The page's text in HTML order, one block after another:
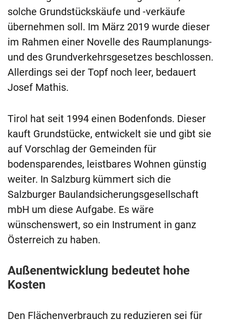
solche Grundstückskäufe und -verkäufe
übernehmen soll. Im März 2019 wurde dieser
im Rahmen einer Novelle des Raumplanungs-
und des Grundverkehrsgesetzes beschlossen.
Allerdings sei der Topf noch leer, bedauert
Josef Mathis.
Tirol hat seit 1994 einen Bodenfonds. Dieser
kauft Grundstücke, entwickelt sie und gibt sie
auf Vorschlag der Gemeinden für
bodensparendes, leistbares Wohnen günstig
weiter. In Salzburg kümmert sich die
Salzburger Baulandsicherungsgesellschaft
mbH um diese Aufgabe. Es wäre
wünschenswert, so ein Instrument in ganz
Österreich zu haben.
Außenentwicklung bedeutet hohe
Kosten
Den Flächenverbrauch zu reduzieren sei für